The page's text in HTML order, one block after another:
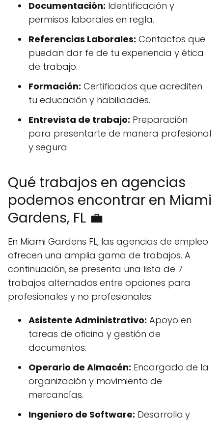
Documentación: Identificación y
permisos laborales en regla.
Referencias Laborales: Contactos que
puedan dar fe de tu experiencia y ética
de trabajo.
Formación: Certificados que acrediten
tu educación y habilidades.
Entrevista de trabajo: Preparación
para presentarte de manera profesional
y segura.
Qué trabajos en agencias
podemos encontrar en Miami
Gardens, FL 💼
En Miami Gardens FL, las agencias de empleo
ofrecen una amplia gama de trabajos. A
continuación, se presenta una lista de 7
trabajos alternados entre opciones para
profesionales y no profesionales:
Asistente Administrativo: Apoyo en
tareas de oficina y gestión de
documentos.
Operario de Almacén: Encargado de la
organización y movimiento de
mercancías.
Ingeniero de Software: Desarrollo y